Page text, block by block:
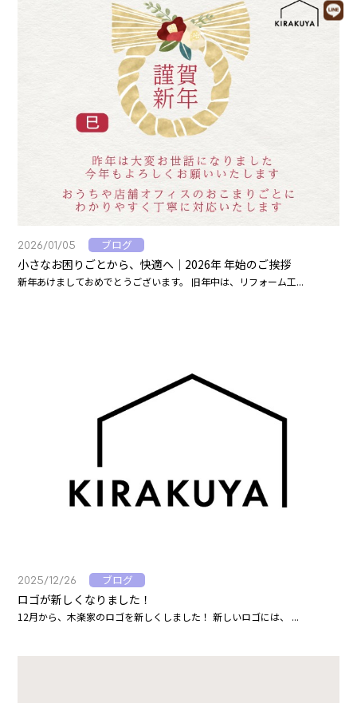
2026/01/05 ブログ
小さなお困りごとから、快適へ｜2026年 年始のご挨拶
新年あけましておめでとうございます。 旧年中は、リフォーム工...
2025/12/26 ブログ
ロゴが新しくなりました！
12月から、木楽家のロゴを新しくしました！ 新しいロゴには、 ...